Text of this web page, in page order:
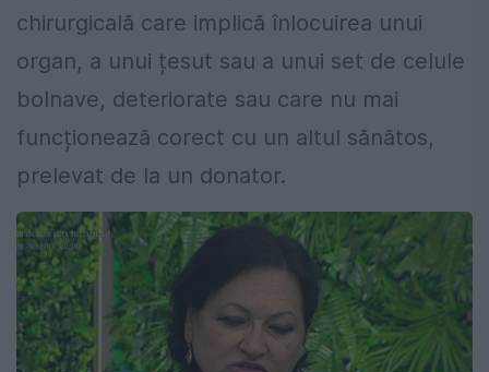
chirurgicală care implică înlocuirea unui
organ, a unui țesut sau a unui set de celule
bolnave, deteriorate sau care nu mai
funcționează corect cu un altul sănătos,
prelevat de la un donator.